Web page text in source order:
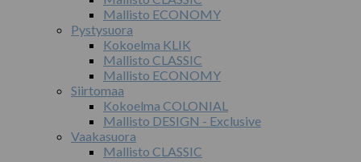
Mallisto ECONOMY
Pystysuora
Kokoelma KLIK
Mallisto CLASSIC
Mallisto ECONOMY
Siirtomaa
Kokoelma COLONIAL
Mallisto DESIGN - Exclusive
Vaakasuora
Mallisto CLASSIC